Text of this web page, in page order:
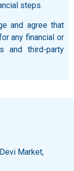
steps.
and agree that
any financial or
and third-party
Market,